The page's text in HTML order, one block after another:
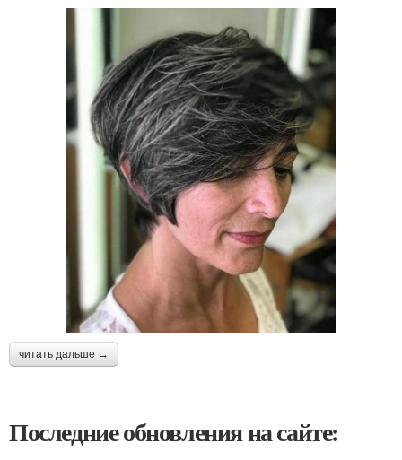
читать дальше →
Последние обновления на сайте: